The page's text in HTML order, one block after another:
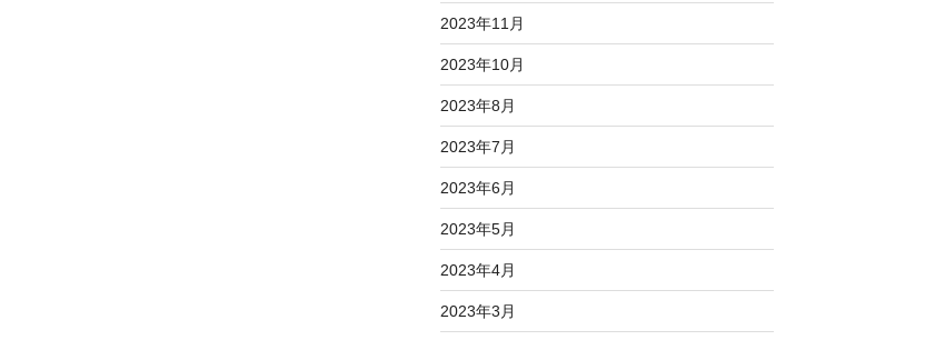
2023年11月
2023年10月
2023年8月
2023年7月
2023年6月
2023年5月
2023年4月
2023年3月